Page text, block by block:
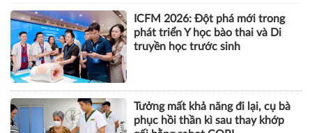
năm
SỨC KHỎE
ICFM 2026: Đột phá mới trong
phát triển Y học bào thai và Di